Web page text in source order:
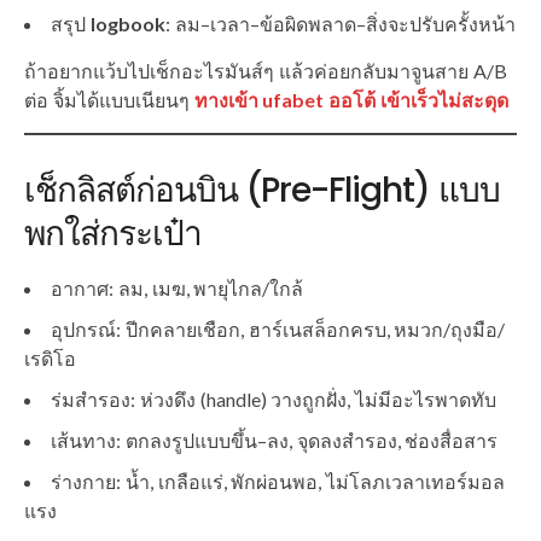
สรุป logbook: ลม–เวลา–ข้อผิดพลาด–สิ่งจะปรับครั้งหน้า
ถ้าอยากแว้บไปเช็กอะไรมันส์ๆ แล้วค่อยกลับมาจูนสาย A/B
ต่อ จิ้มได้แบบเนียนๆ ทางเข้า ufabet ออโต้ เข้าเร็วไม่สะดุด
เช็กลิสต์ก่อนบิน (Pre-Flight) แบบ
พกใส่กระเป๋า
อากาศ: ลม, เมฆ, พายุไกล/ใกล้
อุปกรณ์: ปีกคลายเชือก, ฮาร์เนสล็อกครบ, หมวก/ถุงมือ/
เรดิโอ
ร่มสำรอง: ห่วงดึง (handle) วางถูกฝั่ง, ไม่มีอะไรพาดทับ
เส้นทาง: ตกลงรูปแบบขึ้น–ลง, จุดลงสำรอง, ช่องสื่อสาร
ร่างกาย: น้ำ, เกลือแร่, พักผ่อนพอ, ไม่โลภเวลาเทอร์มอล
แรง